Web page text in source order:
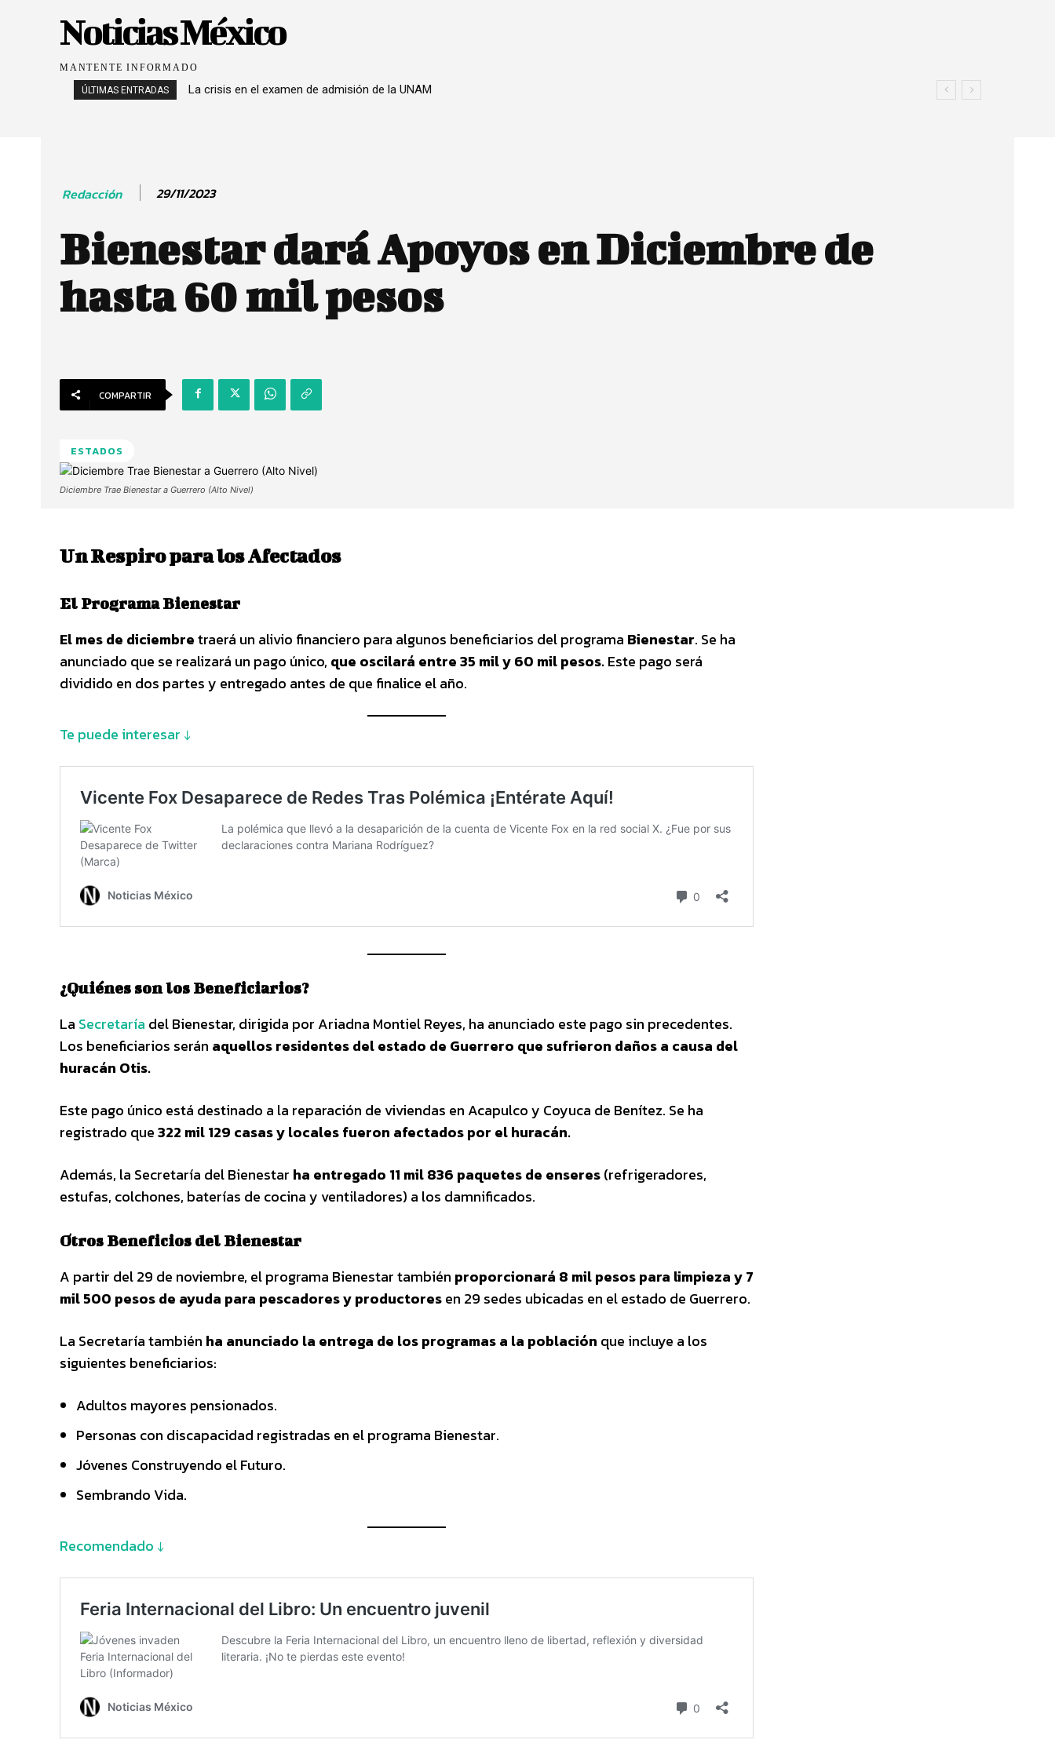
Noticias México
MANTENTE INFORMADO
ÚLTIMAS ENTRADAS La crisis en el examen de admisión de la UNAM
Redacción 29/11/2023
Bienestar dará Apoyos en Diciembre de
hasta 60 mil pesos
COMPARTIR
ESTADOS
Diciembre Trae Bienestar a Guerrero (Alto Nivel)
Un Respiro para los Afectados
El Programa Bienestar
El mes de diciembretraerá un alivio financiero para algunos beneficiarios del programa Bienestar. Se ha
anunciado que se realizará un pago único, que oscilará entre 35 mil y 60 mil pesos.Este pago será
dividido en dos partes y entregado antes de que finalice el año.
Te puede interesar ↓
¿Quiénes son los Beneficiarios?
La Secretaría del Bienestar, dirigida por Ariadna Montiel Reyes, ha anunciado este pago sin precedentes.
Los beneficiarios serán aquellos residentes del estado de Guerrero que sufrieron daños a causa del
huracán Otis.
Este pago único está destinado a la reparación de viviendas en Acapulco y Coyuca de Benítez. Se ha
registrado que322 mil 129 casas y locales fueron afectados por el huracán.
Además, la Secretaría del Bienestar ha entregado 11 mil 836 paquetes de enseres(refrigeradores,
estufas, colchones, baterías de cocina y ventiladores) a los damnificados.
Otros Beneficios del Bienestar
A partir del 29 de noviembre, el programa Bienestar también proporcionará 8 mil pesos para limpieza y 7
mil 500 pesos de ayuda para pescadores y productoresen 29 sedes ubicadas en el estado de Guerrero.
La Secretaría también ha anunciado la entrega de los programas a la población que incluye a los
siguientes beneficiarios:
Adultos mayores pensionados.
Personas con discapacidad registradas en el programa Bienestar.
Jóvenes Construyendo el Futuro.
Sembrando Vida.
Recomendado ↓